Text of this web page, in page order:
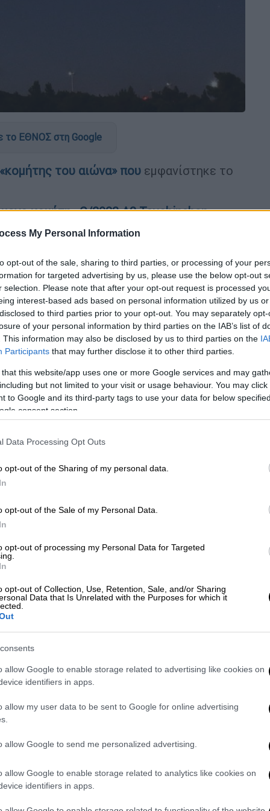
My Personal Information
opt-out of the sale, sharing to third parties, or processing of your
for targeted advertising by us, please use the below opt-out
selection. Please note that after your opt-out request is processed
interest-based ads based on personal information utilized by us
to third parties prior to your opt-out. You may separately
of your personal information by third parties on the IAB’s list of
This information may also be disclosed by us to third parties on the
Participants that may further disclose it to other third parties.
that this website/app uses one or more Google services and may
but not limited to your visit or usage behaviour. You may
to Google and its third-party tags to use your data for below
consent section.
Data Processing Opt Outs
opt-out of the Sharing of my personal data.
opt-out of the Sale of my Personal Data.
opt-out of processing my Personal Data for Targeted
opt-out of Collection, Use, Retention, Sale, and/or Sharing
Data that Is Unrelated with the Purposes for which it
allow Google to enable storage related to advertising like cookies on
identifiers in apps.
allow my user data to be sent to Google for online advertising
allow Google to send me personalized advertising.
allow Google to enable storage related to analytics like cookies on
identifiers in apps.
το ΕΘΝΟΣ στη Google
«κομήτης του αιώνα»που εμφανίστηκε το
κομήτη«C/2023 A3 Tsuchinshan-
που επιστρέφει στο εσωτερικό του
χρόνια.
οι ασθενείς που εισήχθησαν μαζικά
στο OPEN
στις 22:00 το βράδυ της Τρίτης
καιΒόρεια Μακεδονία.